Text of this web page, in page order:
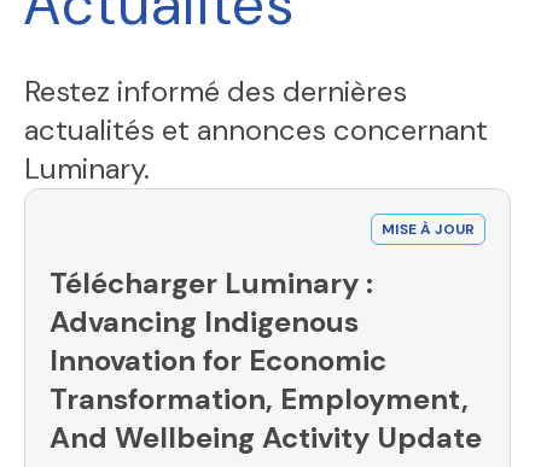
Restez informé des dernières
actualités et annonces concernant
Luminary.
Télécharger Luminary :
Advancing Indigenous
Innovation for Economic
Transformation, Employment,
And Wellbeing Activity Update
MISE À JOUR